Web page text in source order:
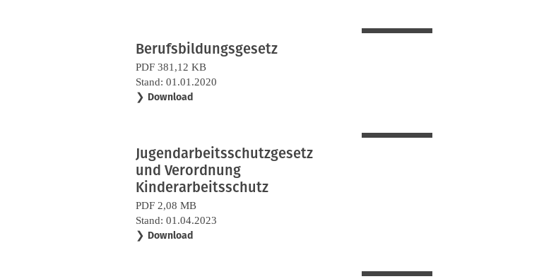
Berufsbildungsgesetz
PDF 381,12 KB
Stand: 01.01.2020
❯ Download
Jugendarbeitsschutzgesetz
und Verordnung
Kinderarbeitsschutz
PDF 2,08 MB
Stand: 01.04.2023
❯ Download